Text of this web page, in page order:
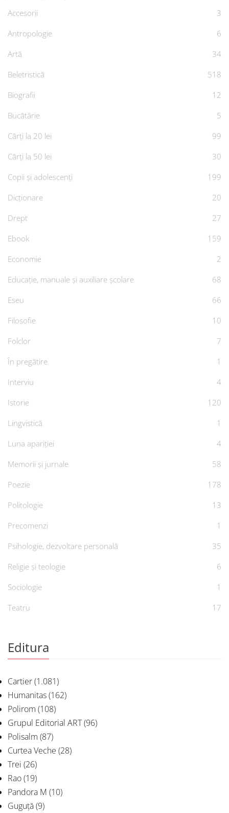
Accesorii
3
Antropologie
6
Artă
34
Beletristică
518
Biografii
12
Bucătărie
5
Cărți la 20 lei
99
Cărți la 50 lei
30
Copii și adolescenți
199
Dicționare
20
Drept
27
Ebook
159
Economie
2
Educație, manuale și auxiliare școlare
68
Eseu
66
Filosofie
10
Folclor
7
În pregătire
1
Interviu
4
Istorie
120
Lingvistică
1
Luna apariției
4
Memorii și jurnale
58
Poezie
178
Politologie
13
Precomenzi
1
Psihologie, dezvoltare personală
35
Religie și teologie
6
Sociologie
1
Teatru
17
Editura
Cartier(1.081)
Humanitas(162)
Polirom (108)
Grupul Editorial ART(96)
Polisalm (87)
Curtea Veche (28)
Trei (26)
Rao(19)
Pandora M (10)
Guguță(9)